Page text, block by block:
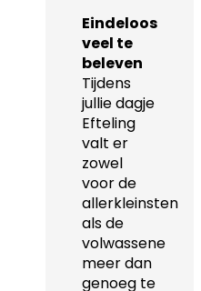
Eindeloos
veel te
beleven
Tijdens
jullie dagje
Efteling
valt er
zowel
voor de
allerkleinsten
als de
volwassene
meer dan
genoeg te